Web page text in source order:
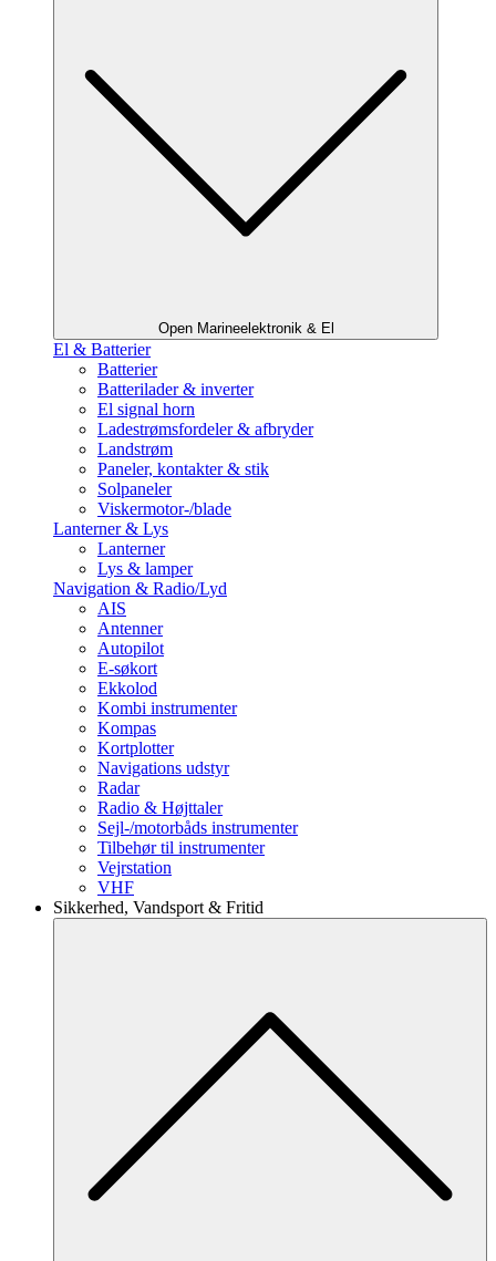
Open Marineelektronik & El
El & Batterier
Batterier
Batterilader & inverter
El signal horn
Ladestrømsfordeler & afbryder
Landstrøm
Paneler, kontakter & stik
Solpaneler
Viskermotor-/blade
Lanterner & Lys
Lanterner
Lys & lamper
Navigation & Radio/Lyd
AIS
Antenner
Autopilot
E-søkort
Ekkolod
Kombi instrumenter
Kompas
Kortplotter
Navigations udstyr
Radar
Radio & Højttaler
Sejl-/motorbåds instrumenter
Tilbehør til instrumenter
Vejrstation
VHF
Sikkerhed, Vandsport & Fritid